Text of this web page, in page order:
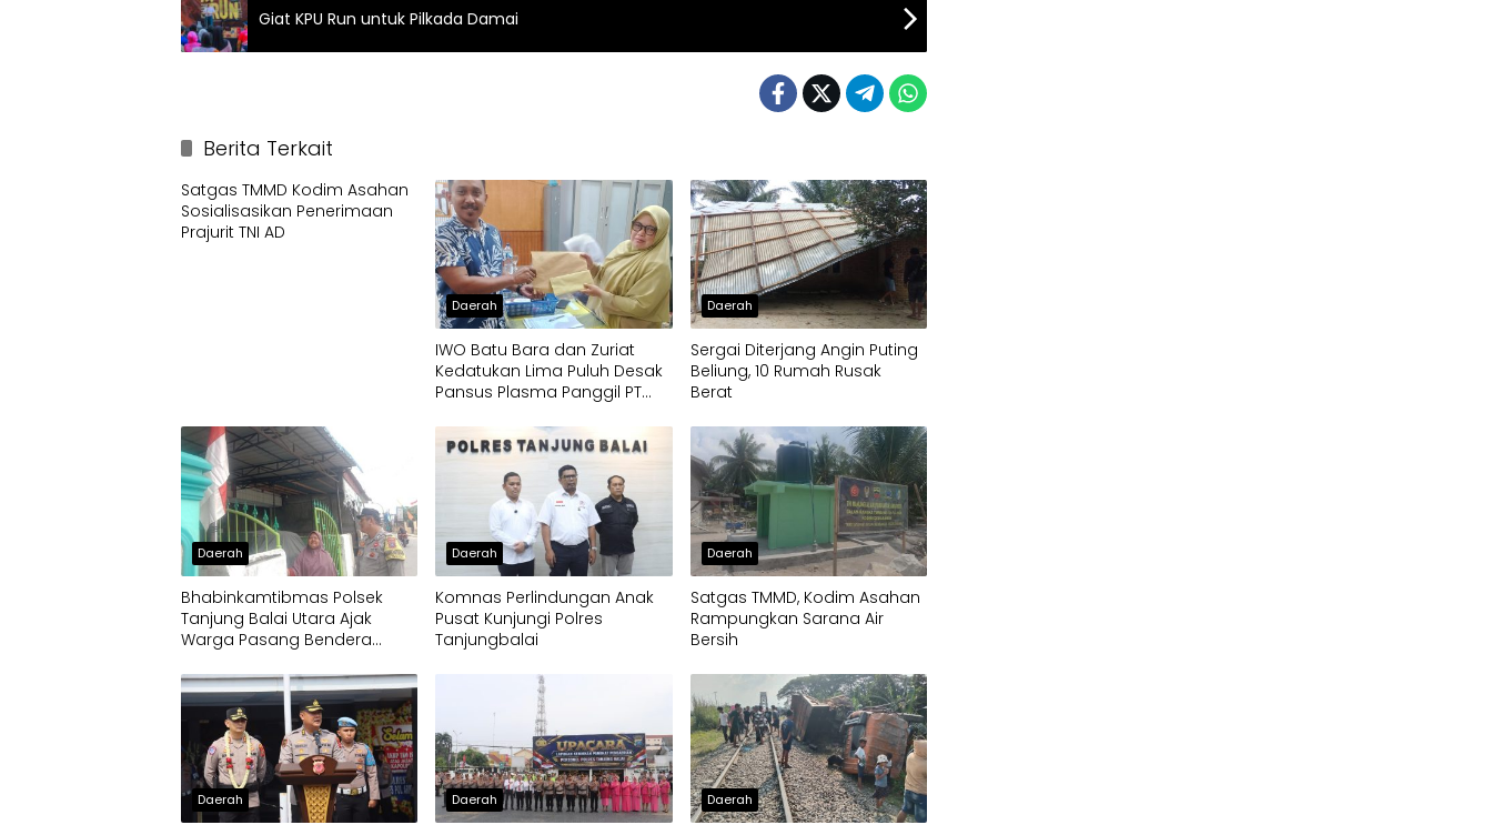
Giat KPU Run untuk Pilkada Damai
Berita Terkait
Satgas TMMD Kodim Asahan
Sosialisasikan Penerimaan
Prajurit TNI AD
Daerah
IWO Batu Bara dan Zuriat
Kedatukan Lima Puluh Desak
Pansus Plasma Panggil PT
Penyimpangan Penerima
CPCL
Daerah
Sergai Diterjang Angin Puting
Beliung, 10 Rumah Rusak
Berat
Daerah
Bhabinkamtibmas Polsek
Tanjung Balai Utara Ajak
Warga Pasang Bendera
Daerah
Komnas Perlindungan Anak
Pusat Kunjungi Polres
Tanjungbalai
Daerah
Satgas TMMD, Kodim Asahan
Rampungkan Sarana Air
Bersih
Daerah Daerah Daerah